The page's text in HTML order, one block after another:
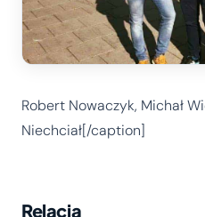
Robert Nowaczyk, Michał
Niechciał[/caption]
Relacja